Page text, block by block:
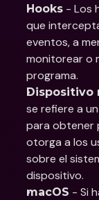
Hooks - Los
que
eventos, a
monitorear o
programa.
Dispositivo
se refiere a
para obtener
otorga a los
sobre el
dispositivo.
macOS - Si